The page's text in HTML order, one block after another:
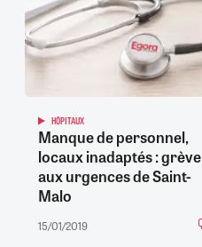
HÔPITAUX
Manque de personnel,
locaux inadaptés : grève
aux urgences de Saint-
Malo
15/01/2019